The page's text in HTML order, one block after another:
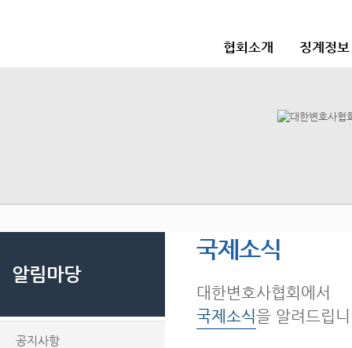
협회소개 징계정
알림마당
공지사항
국제소식
대한변호사협회에서
국제소식을 알려드립